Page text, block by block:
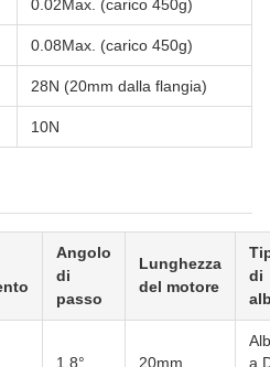
0.02Max. (carico 450g)
0.08Max. (carico 450g)
28N (20mm dalla flangia)
10N
Angolo
di
passo
Lunghezza
del motore
di
1.8° 20mm
a